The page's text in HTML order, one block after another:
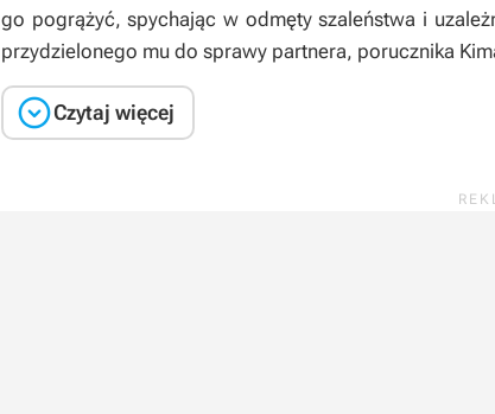
go pogrążyć, spychając w odmęty szaleństwa i
przydzielonego mu do sprawy partnera, porucznika
Czytaj więcej